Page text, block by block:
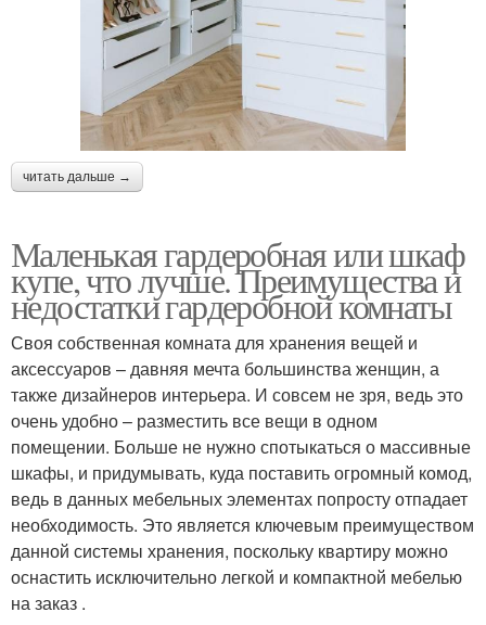
читать дальше →
Маленькая гардеробная или шкаф
купе, что лучше. Преимущества и
недостатки гардеробной комнаты
Своя собственная комната для хранения вещей и
аксессуаров – давняя мечта большинства женщин, а
также дизайнеров интерьера. И совсем не зря, ведь это
очень удобно – разместить все вещи в одном
помещении. Больше не нужно спотыкаться о массивные
шкафы, и придумывать, куда поставить огромный комод,
ведь в данных мебельных элементах попросту отпадает
необходимость. Это является ключевым преимуществом
данной системы хранения, поскольку квартиру можно
оснастить исключительно легкой и компактной мебелью
на заказ .